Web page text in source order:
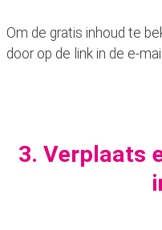
Om de gratis inhoud te
door op de link in de e-
3. Verplaats